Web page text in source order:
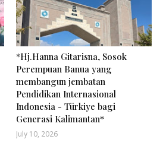
*Hj.Hanna Gitarisna, Sosok
Perempuan Banua yang
membangun jembatan
Pendidikan Internasional
Indonesia - Türkiye bagi
Generasi Kalimantan*
July 10, 2026